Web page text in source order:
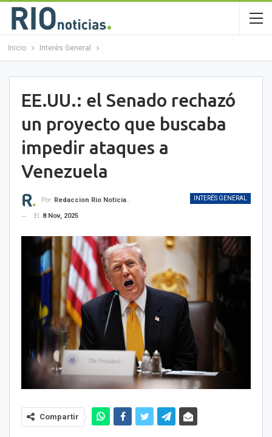
Inicio Interés General
EE.UU.: el Senado rechazó
un proyecto que buscaba
impedir ataques a
Venezuela
INTERÉS GENERAL
Por Redaccion Rio Noticias OK
El
8 Nov, 2025
Compartir